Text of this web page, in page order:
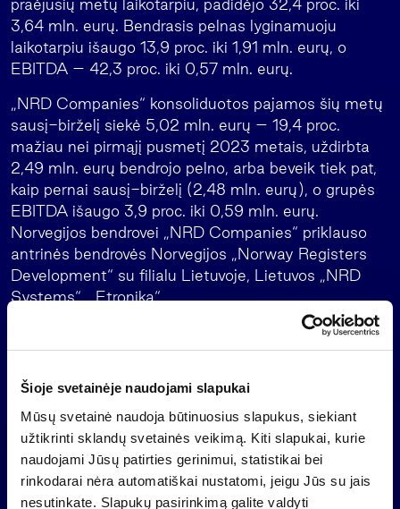
Šioje svetainėje naudojami slapukai
Mūsų svetainė naudoja būtinuosius slapukus, siekiant
užtikrinti sklandų svetainės veikimą. Kiti slapukai, kurie
naudojami Jūsų patirties gerinimui, statistikai bei
rinkodarai nėra automatiškai nustatomi, jeigu Jūs su jais
nesutinkate. Slapukų pasirinkimą galite valdyti
praėjusių metų laikotarpiu, padidėjo 32,4 proc. iki
3,64 mln. eurų. Bendrasis pelnas lyginamuoju
laikotarpiu išaugo 13,9 proc. iki 1,91 mln. eurų, o
EBITDA – 42,3 proc. iki 0,57 mln. eurų.
„NRD Companies“ konsoliduotos pajamos šių metų
sausį-birželį siekė 5,02 mln. eurų – 19,4 proc.
mažiau nei pirmąjį pusmetį 2023 metais, uždirbta
2,49 mln. eurų bendrojo pelno, arba beveik tiek pat,
kaip pernai sausį-birželį (2,48 mln. eurų), o grupės
EBITDA išaugo 3,9 proc. iki 0,59 mln. eurų.
Norvegijos bendrovei „NRD Companies“ priklauso
antrinės bendrovės Norvegijos „Norway Registers
Development“ su filialu Lietuvoje, Lietuvos „NRD
Systems“, „Etronika“.
„Novian“ 2024 metų pirmąjį pusmetį gavo 16,43
mln. eurų agreguotų pajamų – 11,1 proc. mažiau nei
daugiau bendrojo pelno – jis siekė 3,75 mln. eurų ir
buvo 11,3 proc. didesnis nei tuo pačiu laikotarpiu
pernai. „Novian“ grupės EBITDA pirmąjį šių metų
pusmetį, palyginti su tuo pačiu laikotarpiu 2023
metais, išaugo 5,5 karto iki 1,12 mln. eurų. Grupę
sudaro „Novian“ Lietuvoje su technologijų verslo